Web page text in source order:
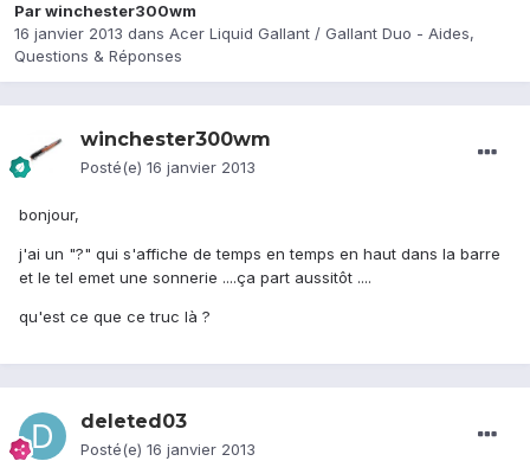
Parwinchester300wm
16 janvier 2013 dans Acer Liquid Gallant / Gallant Duo - Aides,
Questions & Réponses
winchester300wm
Posté(e) 16 janvier 2013
bonjour,
j'ai un "?" qui s'affiche de temps en temps en haut dans la barre
et le tel emet une sonnerie ....ça part aussitôt ....
qu'est ce que ce truc là ?
deleted03
Posté(e) 16 janvier 2013